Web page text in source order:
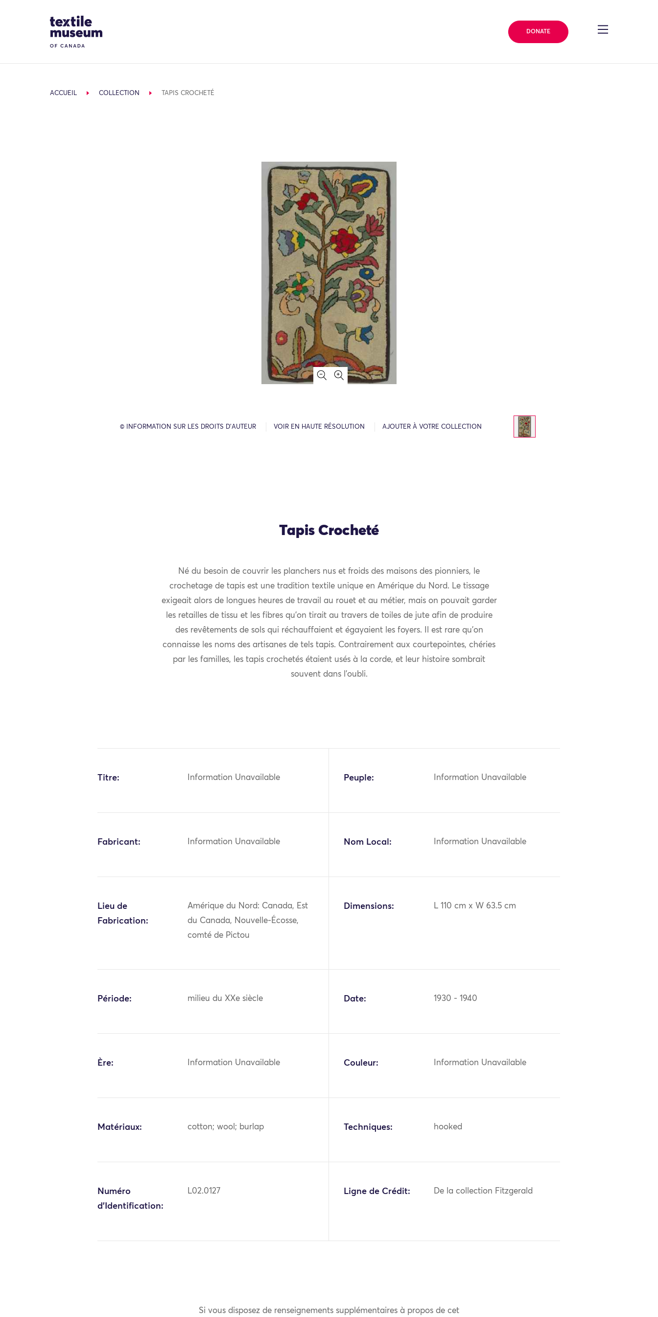
Site Logo
DONATE
ACCUEIL COLLECTION TAPIS CROCHETÉ
© INFORMATION SUR LES DROITS D’AUTEUR VOIR EN HAUTE RÉSOLUTION AJOUTER À VOTRE COLLECTION
Tapis Crocheté
Né du besoin de couvrir les planchers nus et froids des maisons des pionniers, le
crochetage de tapis est une tradition textile unique en Amérique du Nord. Le tissage
exigeait alors de longues heures de travail au rouet et au métier, mais on pouvait garder
les retailles de tissu et les fibres qu’on tirait au travers de toiles de jute afin de produire
des revêtements de sols qui réchauffaient et égayaient les foyers. Il est rare qu’on
connaisse les noms des artisanes de tels tapis. Contrairement aux courtepointes, chéries
par les familles, les tapis crochetés étaient usés à la corde, et leur histoire sombrait
souvent dans l’oubli.
Titre: Information Unavailable Peuple: Information Unavailable
Fabricant: Information Unavailable Nom Local: Information Unavailable
Lieu de
Fabrication:
Amérique du Nord: Canada, Est
du Canada, Nouvelle-Écosse,
comté de Pictou
Dimensions: L 110 cm x W 63.5 cm
Période: milieu du XXe siècle Date: 1930 - 1940
Ère: Information Unavailable Couleur: Information Unavailable
Matériaux: cotton; wool; burlap Techniques: hooked
Numéro
d'Identification:
L02.0127 Ligne de Crédit: De la collection Fitzgerald
Si vous disposez de renseignements supplémentaires à propos de cet